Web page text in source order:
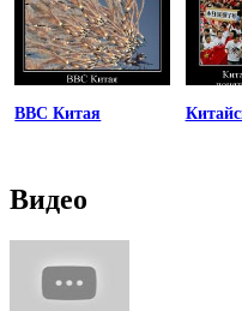
ВВС Китая
Видео